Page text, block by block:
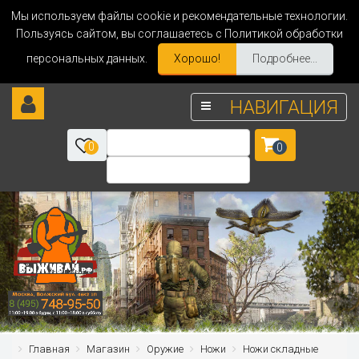
Мы используем файлы cookie и рекомендательные технологии.
Пользуясь сайтом, вы соглашаетесь с Политикой обработки
персональных данных.
Хорошо! Подробнее...
НАВИГАЦИЯ
0 0
Главная Магазин Оружие Ножи Ножи складные